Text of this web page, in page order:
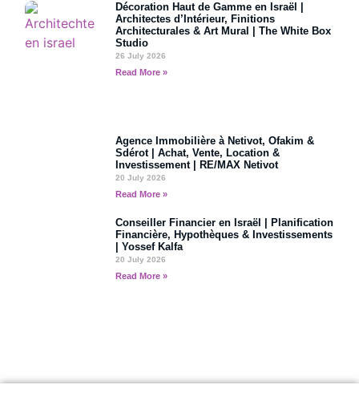
Décoration Haut de Gamme en Israël |
Architectes d’Intérieur, Finitions
Architecturales & Art Mural | The White Box
Studio
26 July 2026
Read More »
Agence Immobilière à Netivot, Ofakim &
Sdérot | Achat, Vente, Location &
Investissement | RE/MAX Netivot
20 July 2026
Read More »
Conseiller Financier en Israël | Planification
Financière, Hypothèques & Investissements
| Yossef Kalfa
20 July 2026
Read More »